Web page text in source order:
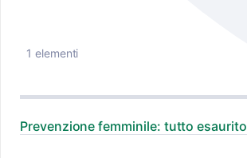
1 elementi
Prevenzione femminile: tutto esaurito